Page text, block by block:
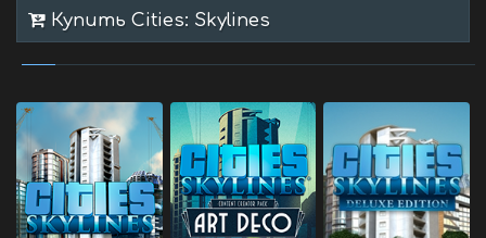
Купить Cities: Skylines